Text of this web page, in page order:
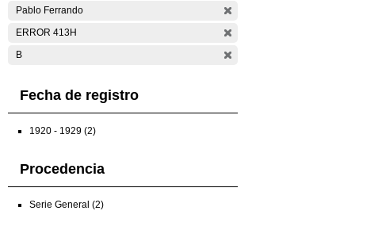
Pablo Ferrando
ERROR 413H
B
Fecha de registro
1920 - 1929 (2)
Procedencia
Serie General (2)